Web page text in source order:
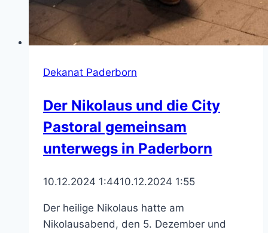
Dekanat Paderborn
Der Nikolaus und die City
Pastoral gemeinsam
unterwegs in Paderborn
10.12.2024 1:4410.12.2024 1:55
Der heilige Nikolaus hatte am
Nikolausabend, den 5. Dezember und